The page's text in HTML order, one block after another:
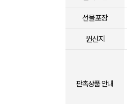
선물포장
원산지
판촉상품 안내